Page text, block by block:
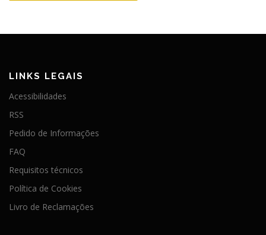
LINKS LEGAIS
Acessibilidades
RSS
Pedido de Informações
FAQ
Requisitos técnicos
Política de Cookies
Livro de Reclamações